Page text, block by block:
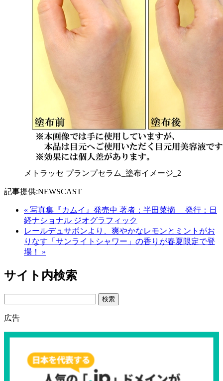
メトラッセ プランプセラム_塗布イメージ_2
記事提供:NEWSCAST
« 写真集『カムイ』発売中 著者：半田菜摘 発行：日
経ナショナル ジオグラフィック
レールデュサボンより、爽やかなレモンとミントがお
りなす「サンライトシャワー」の香りが春夏限定で登
場！ »
サイト内検索
Search
広告